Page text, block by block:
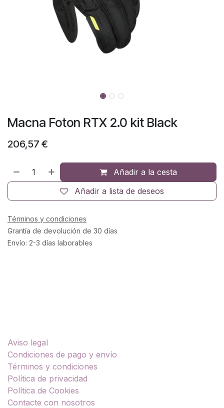
Macna Foton RTX 2.0 kit Black
206,57 €
Añadir a la cesta
Añadir a lista de deseos
Términos y condiciones
Grantía de devolución de 30 días
Envío: 2-3 días laborables
Aviso legal
Condiciones de pago y envío
Términos y condiciones
Política de privacidad
Política de Cookies
Contacte con nosotros